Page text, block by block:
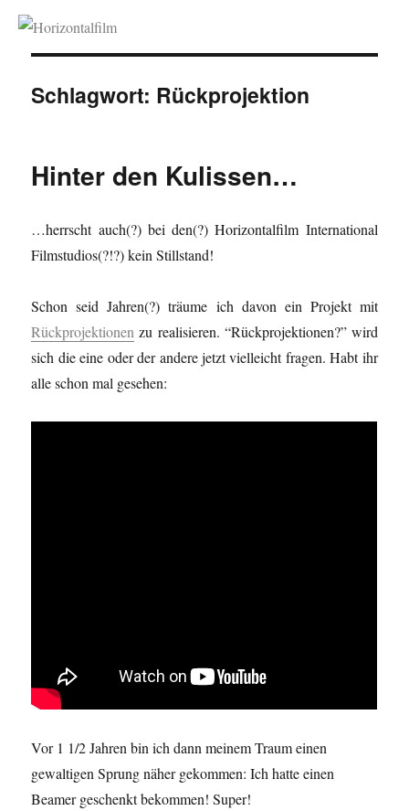
Horizontalfilm
Schlagwort: Rückprojektion
Hinter den Kulissen…
…herrscht auch(?) bei den(?) Horizontalfilm International
Filmstudios(?!?) kein Stillstand!
Schon seid Jahren(?) träume ich davon ein Projekt mit
Rückprojektionen zu realisieren. “Rückprojektionen?” wird
sich die eine oder der andere jetzt vielleicht fragen. Habt ihr
alle schon mal gesehen:
Vor 1 1/2 Jahren bin ich dann meinem Traum einen
gewaltigen Sprung näher gekommen: Ich hatte einen
Beamer geschenkt bekommen! Super!